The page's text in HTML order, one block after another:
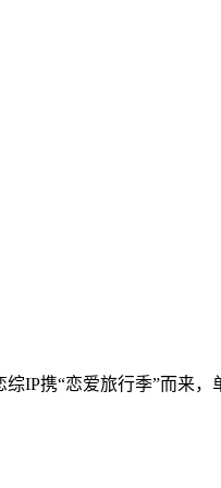
IP携“恋爱旅行季”而来